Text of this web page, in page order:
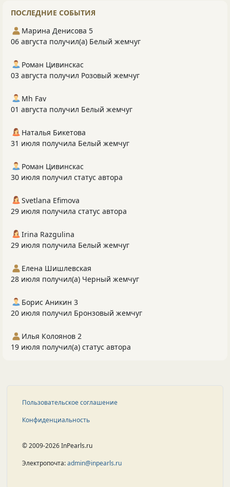
ПОСЛЕДНИЕ СОБЫТИЯ
Марина Денисова 5
06 августа получил(а) Белый жемчуг
Роман Цивинскас
03 августа получил Розовый жемчуг
Mh Fav
01 августа получил Белый жемчуг
Наталья Бикетова
31 июля получила Белый жемчуг
Роман Цивинскас
30 июля получил статус автора
Svetlana Efimova
29 июля получила статус автора
Irina Razgulina
29 июля получила Белый жемчуг
Елена Шишлевская
28 июля получил(а) Черный жемчуг
Борис Аникин 3
20 июля получил Бронзовый жемчуг
Илья Колоянов 2
19 июля получил(а) статус автора
Пользовательское соглашение
Конфиденциальность
© 2009-2026 InPearls.ru
Электропочта:admin@inpearls.ru